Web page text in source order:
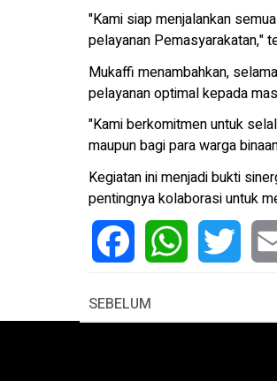
"Kami siap menjalankan
pelayanan Pemasyarakatan,"
Mukaffi menambahkan,
pelayanan optimal kepada
"Kami berkomitmen untuk
maupun bagi para warga
Kegiatan ini menjadi bukti
pentingnya kolaborasi untuk
SEBELUM